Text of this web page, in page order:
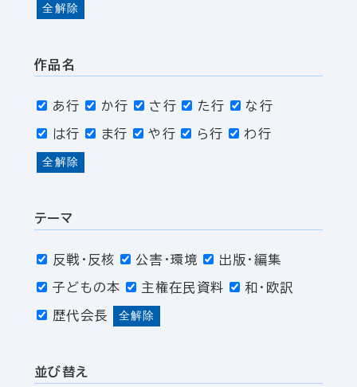
全解除
作品名
あ行 か行 さ行 た行 な行
は行 ま行 や行 ら行 わ行
全解除
テーマ
反戦・反核 公害・環境 出版・編集
子どもの本 主権在民資料 和・欧訳
歴代会長 全解除
並び替え